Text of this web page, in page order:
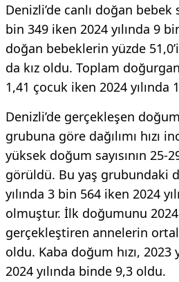
Denizli’de canlı doğan bebek
bin 349 iken 2024 yılında 9
doğan bebeklerin yüzde
da kız oldu. Toplam
1,41 çocuk iken 2024 yılında
Denizli’de gerçekleşen
grubuna göre dağılımı hızı
yüksek doğum sayısının 25-
görüldü. Bu yaş grubundaki
yılında 3 bin 564 iken 2024
olmuştur. İlk doğumunu 2024
gerçekleştiren annelerin
oldu. Kaba doğum hızı, 2023
2024 yılında binde 9,3 oldu.